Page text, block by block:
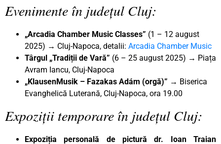
Evenimente în județul Cluj:
„Arcadia Chamber Music Classes” (1 – 12 august
2025) → Cluj-Napoca, detalii: Arcadia Chamber Music
Târgul „Tradiții de Vară” (6 – 25 august 2025) → Piața
Avram Iancu, Cluj-Napoca
„KlausenMusik – Fazakas Adám (orgă)” → Biserica
Evanghelică Luterană, Cluj-Napoca, ora 19.00
Expoziții temporare în județul Cluj:
Expoziția personală de pictură dr. Ioan Traian